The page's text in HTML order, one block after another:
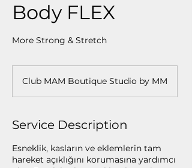
Body FLEX
More Strong & Stretch
Club MAM Boutique Studio by MM
Service Description
Esneklik, kasların ve eklemlerin tam
hareket açıklığını korumasına yardımcı